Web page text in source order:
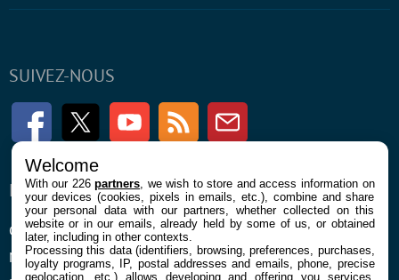
SUIVEZ-NOUS
FacebookTwitter Youtube RSS Newsletter
ENTREPRISE
Confidentialité et Cookies
Mentions légales et CGU
À PROPOS
Contact
Welcome
With our 226partners , we wish to store and access information on
your devices (cookies, pixels in emails, etc.), combine and share
your personal data with our partners, whether collected on this
website or in our emails, already held by some of us, or obtained
later, including in other contexts.
Processing this data (identifiers, browsing, preferences, purchases,
loyalty programs, IP, postal addresses and emails, phone, precise
geolocation, etc.) allows developing and offering you services,